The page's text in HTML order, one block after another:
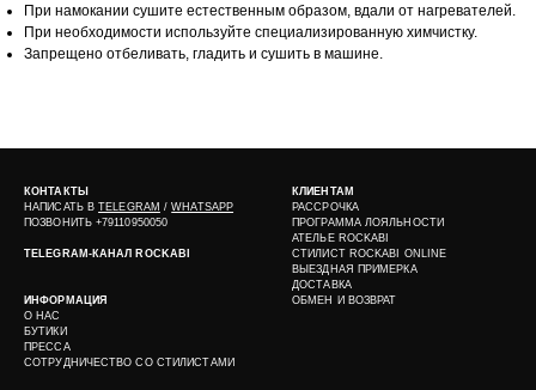
При намокании сушите естественным образом, вдали от нагревателей.
При необходимости используйте специализированную химчистку.
Запрещено отбеливать, гладить и сушить в машине.
КОНТАКТЫ
НАПИСАТЬ ВTELEGRAM / WHATSAPP
ПОЗВОНИТЬ +79110950050
TELEGRAM-КАНАЛ ROCKABI
ИНФОРМАЦИЯ
О НАС
БУТИКИ
ПРЕССА
СОТРУДНИЧЕСТВО СО СТИЛИСТАМИ
КЛИЕНТАМ
РАССРОЧКА
ПРОГРАММА ЛОЯЛЬНОСТИ
АТЕЛЬЕ ROCKABI
СТИЛИСТ ROCKABI ONLINE
ВЫЕЗДНАЯ ПРИМЕРКА
ДОСТАВКА
ОБМЕН И ВОЗВРАТ